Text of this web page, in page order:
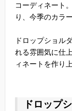
コーディネート
り、今季のカラ
ドロップショル
れる雰囲気に仕
ィネートを作り
ドロップ